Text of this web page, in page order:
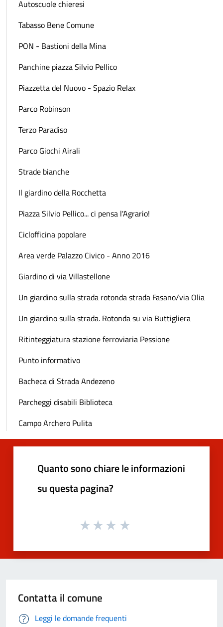
Autoscuole chieresi
Tabasso Bene Comune
PON - Bastioni della Mina
Panchine piazza Silvio Pellico
Piazzetta del Nuovo - Spazio Relax
Parco Robinson
Terzo Paradiso
Parco Giochi Airali
Strade bianche
Il giardino della Rocchetta
Piazza Silvio Pellico... ci pensa l'Agrario!
Ciclofficina popolare
Area verde Palazzo Civico - Anno 2016
Giardino di via Villastellone
Un giardino sulla strada rotonda strada Fasano/via Olia
Un giardino sulla strada. Rotonda su via Buttigliera
Ritinteggiatura stazione ferroviaria Pessione
Punto informativo
Bacheca di Strada Andezeno
Parcheggi disabili Biblioteca
Campo Archero Pulita
Quanto sono chiare le informazioni
su questa pagina?
Contatta il comune
Leggi le domande frequenti